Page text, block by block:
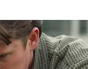
bij gemiddeld gebruik. Je
zit je in 30 minuten alweer